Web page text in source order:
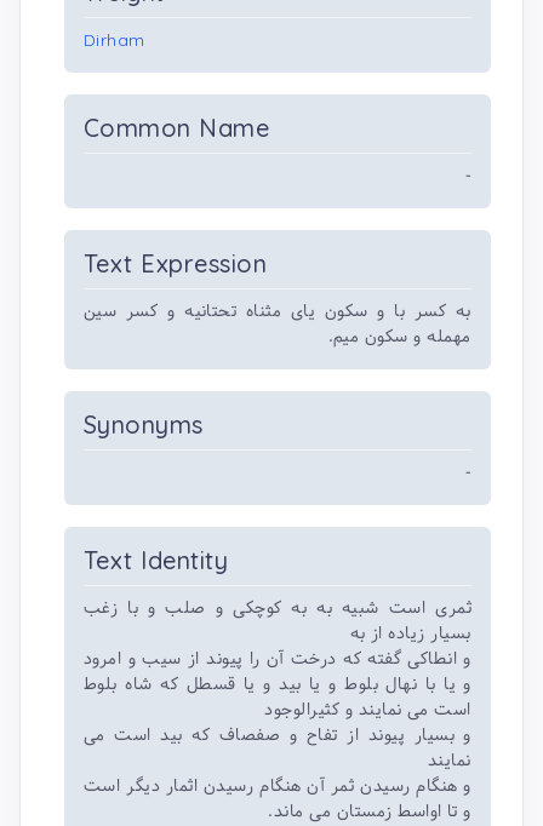
Dirham
Common Name
-
Text Expression
به کسر با و سکون یای مثناه تحتانیه و کسر سین
مهمله و سکون میم.
Synonyms
-
Text Identity
ثمری است شبیه به به کوچکی و صلب و با زغب
بسیار زیاده از به
و انطاکی گفته که درخت آن را پیوند از سیب و امرود
و یا با نهال بلوط و یا بید و یا قسطل که شاه بلوط
است می نمایند و کثیرالوجود
و بسیار پیوند از تفاح و صفصاف که بید است می
نمایند
و هنگام رسیدن ثمر آن هنگام رسیدن اثمار دیگر است
و تا اواسط زمستان می ماند.